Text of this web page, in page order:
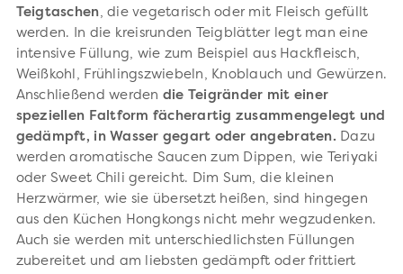
Teigtaschen, die vegetarisch oder mit Fleisch gefüllt
werden. In die kreisrunden Teigblätter legt man eine
intensive Füllung, wie zum Beispiel aus Hackfleisch,
Weißkohl, Frühlingszwiebeln, Knoblauch und Gewürzen.
Anschließend werden die Teigränder mit einer
speziellen Faltform fächerartig zusammengelegt und
gedämpft, in Wasser gegart oder angebraten. Dazu
werden aromatische Saucen zum Dippen, wie Teriyaki
oder Sweet Chili gereicht. Dim Sum, die kleinen
Herzwärmer, wie sie übersetzt heißen, sind hingegen
aus den Küchen Hongkongs nicht mehr wegzudenken.
Auch sie werden mit unterschiedlichsten Füllungen
zubereitet und am liebsten gedämpft oder frittiert